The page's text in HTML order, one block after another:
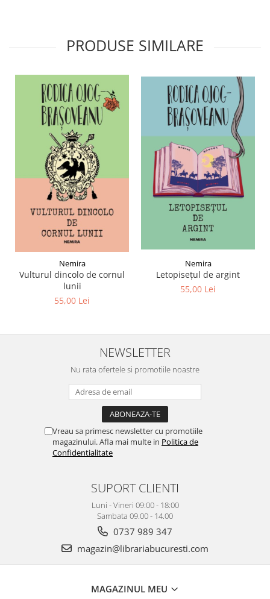
PRODUSE SIMILARE
Nemira
Vulturul dincolo de cornul
lunii
55,00 Lei
Nemira
Letopisețul de argint
55,00 Lei
NEWSLETTER
Nu rata ofertele si promotiile noastre
Vreau sa primesc newsletter cu promotiile
magazinului. Afla mai multe in Politica de
Confidentialitate
SUPORT CLIENTI
Luni - Vineri 09:00 - 18:00
Sambata 09.00 - 14.00
0737 989 347
magazin@librariabucuresti.com
MAGAZINUL MEU